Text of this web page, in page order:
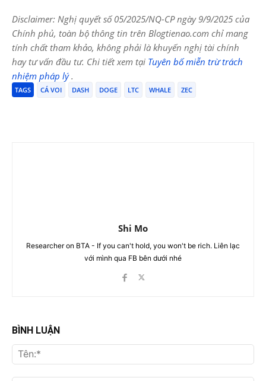
Disclaimer: Nghị quyết số 05/2025/NQ-CP ngày 9/9/2025 của
Chính phủ, toàn bộ thông tin trên Blogtienao.com chỉ mang
tính chất tham khảo, không phải là khuyến nghị tài chính
hay tư vấn đầu tư. Chi tiết xem tại Tuyên bố miễn trừ trách
nhiệm pháp lý.
TAGS CÁ VOI DASH DOGE LTC WHALE ZEC
Shi Mo
Researcher on BTA - If you can't hold, you won't be rich. Liên lạc
với mình qua FB bên dưới nhé
BÌNH LUẬN